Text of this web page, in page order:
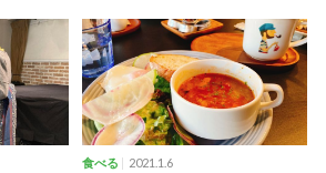
食べる 2021.1.6